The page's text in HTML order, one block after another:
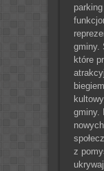
gminy.
które
gminy.
z